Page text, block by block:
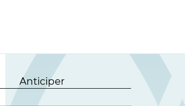
Anticiper